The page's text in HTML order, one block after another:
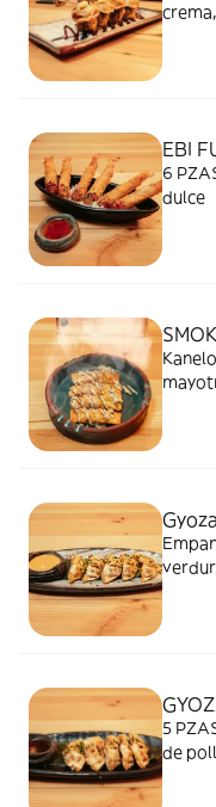
EBI
6
dulce
5
de